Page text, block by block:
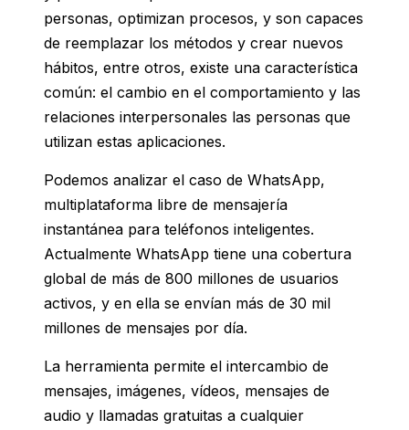
personas, optimizan procesos, y son capaces
de reemplazar los métodos y crear nuevos
hábitos, entre otros, existe una característica
común: el cambio en el comportamiento y las
relaciones interpersonales las personas que
utilizan estas aplicaciones.
Podemos analizar el caso de WhatsApp,
multiplataforma libre de mensajería
instantánea para teléfonos inteligentes.
Actualmente WhatsApp tiene una cobertura
global de más de 800 millones de usuarios
activos, y en ella se envían más de 30 mil
millones de mensajes por día.
La herramienta permite el intercambio de
mensajes, imágenes, vídeos, mensajes de
audio y llamadas gratuitas a cualquier